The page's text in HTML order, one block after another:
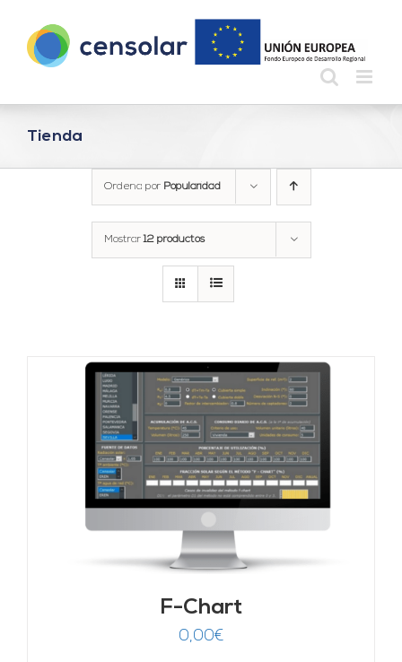
contenido
Tienda
Ordena por Popularidad
Mostrar12 productos
F-Chart
0,00€